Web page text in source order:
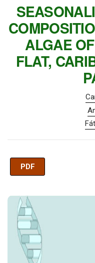
ALGAE
FLAT,
PDF
Imagen de